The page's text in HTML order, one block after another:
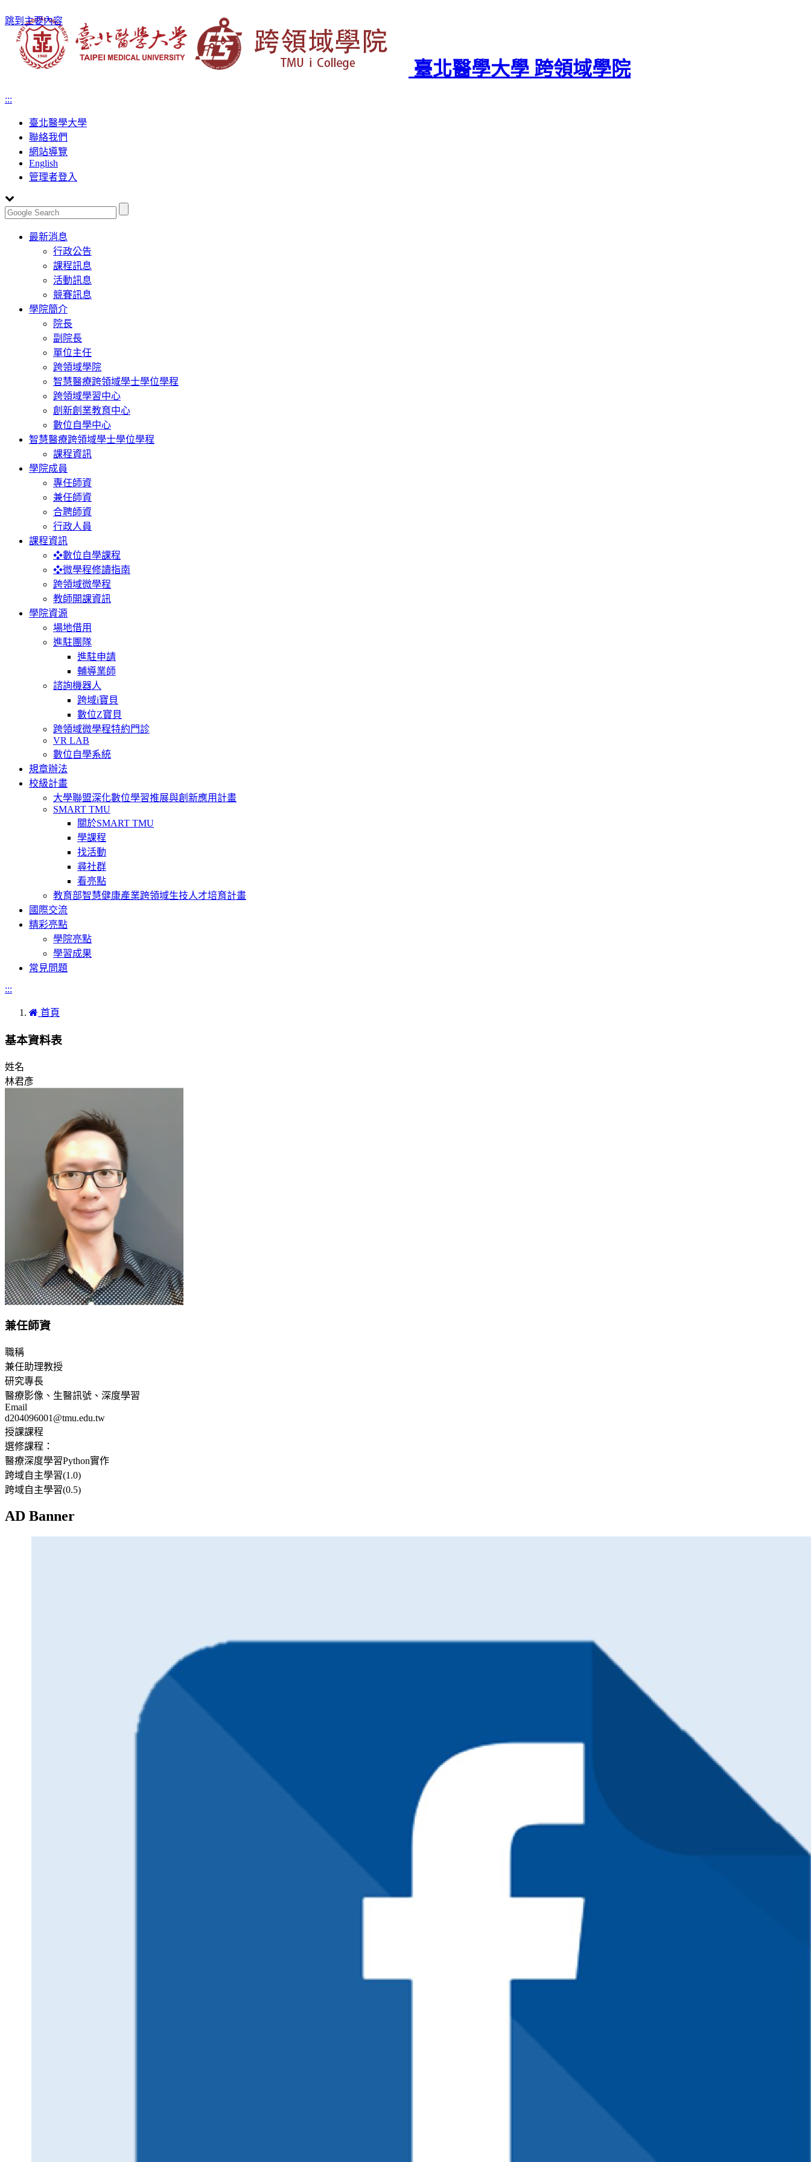
跳到主要內容
臺北醫學大學 跨領域學院
:::
臺北醫學大學
聯絡我們
網站導覽
English
管理者登入
Toggle
navigation
最新消息
行政公告
課程訊息
活動訊息
競賽訊息
學院簡介
院長
副院長
單位主任
跨領域學院
智慧醫療跨領域學士學位學程
跨領域學習中心
創新創業教育中心
數位自學中心
智慧醫療跨領域學士學位學程
課程資訊
學院成員
專任師資
兼任師資
合聘師資
行政人員
課程資訊
❖數位自學課程
❖微學程修讀指南
跨領域微學程
教師開課資訊
學院資源
場地借用
進駐團隊
進駐申請
輔導業師
諮詢機器人
跨域i寶貝
數位Z寶貝
跨領域微學程特約門診
VR LAB
數位自學系統
規章辦法
校級計畫
大學聯盟深化數位學習推展與創新應用計畫
SMART TMU
關於SMART TMU
學課程
找活動
尋社群
看亮點
教育部智慧健康產業跨領域生技人才培育計畫
國際交流
精彩亮點
學院亮點
學習成果
常見問題
:::
首頁
基本資料表
姓名
林君彥
兼任師資
職稱
兼任助理教授
研究專長
醫療影像、生醫訊號、深度學習
Email
d204096001@tmu.edu.tw
授課課程
選修課程：
醫療深度學習Python實作
跨域自主學習(1.0)
跨域自主學習(0.5)
AD Banner